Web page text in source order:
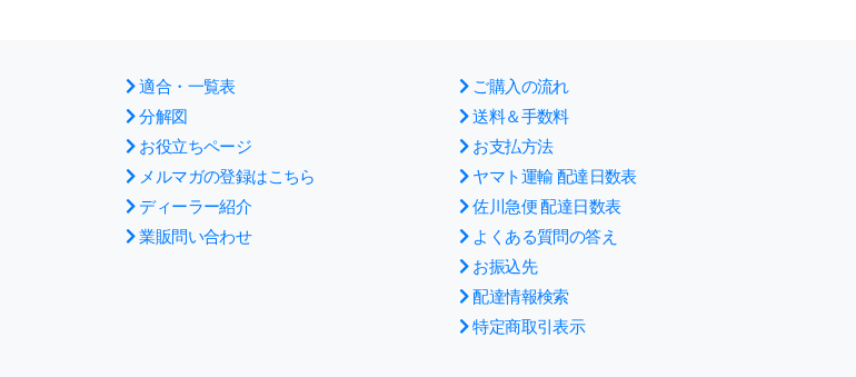
適合・一覧表
分解図
お役立ちページ
メルマガの登録はこちら
ディーラー紹介
業販問い合わせ
ご購入の流れ
送料＆手数料
お支払方法
ヤマト運輸 配達日数表
佐川急便 配達日数表
よくある質問の答え
お振込先
配達情報検索
特定商取引表示